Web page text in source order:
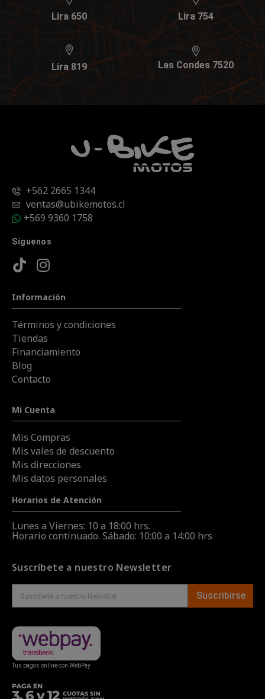
Lira 650 Lira 754
Lira 819 Las Condes 7520
+562 2665 1344
ventas@ubikemotos.cl
+569 9360 1758
Síguenos
Información
Términos y condiciones
Tiendas
Financiamiento
Blog
Contacto
Mi Cuenta
Mis Compras
Mis vales de descuento
Mis direcciones
Mis datos personales
Horarios de Atención
Lunes a Viernes: 10 a 18:00 hrs.
Horario continuado. Sábado: 10:00 a 14:00 hrs
Suscríbete a nuestro Newsletter
Suscribirse
Tus pagos online con WebPay